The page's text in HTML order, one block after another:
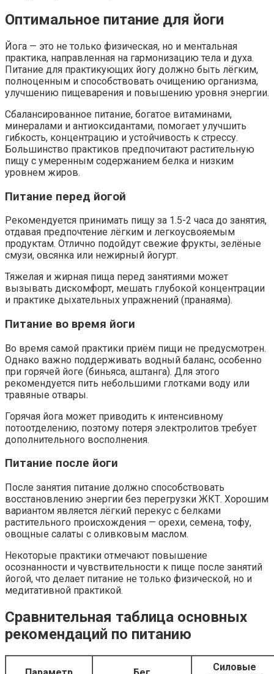
Оптимальное питание для йоги
Йога — это не только физическая, но и ментальная
практика, направленная на гармонизацию тела и духа.
Питание для практикующих йогу должно быть лёгким,
полноценным и способствовать очищению организма,
улучшению пищеварения и повышению уровня энергии.
Сбалансированное питание, богатое витаминами,
минералами и антиоксидантами, помогает улучшить
гибкость, концентрацию и устойчивость к стрессу.
Большинство практиков предпочитают растительную
пищу с умеренным содержанием белка и низким
уровнем жиров.
Питание перед йогой
Рекомендуется принимать пищу за 1.5-2 часа до занятия,
отдавая предпочтение лёгким и легкоусвояемым
продуктам. Отлично подойдут свежие фрукты, зелёные
смузи, овсянка или нежирный йогурт.
Тяжелая и жирная пища перед занятиями может
вызывать дискомфорт, мешать глубокой концентрации
и практике дыхательных упражнений (пранаяма).
Питание во время йоги
Во время самой практики приём пищи не предусмотрен.
Однако важно поддерживать водный баланс, особенно
при горячей йоге (биньяса, аштанга). Для этого
рекомендуется пить небольшими глотками воду или
травяные отвары.
Горячая йога может приводить к интенсивному
потоотделению, поэтому потеря электролитов требует
дополнительного восполнения.
Питание после йоги
После занятия питание должно способствовать
восстановлению энергии без перегрузки ЖКТ. Хорошим
вариантом является лёгкий перекус с белками
растительного происхождения — орехи, семена, тофу,
овощные салаты с оливковым маслом.
Некоторые практики отмечают повышение
осознанности и чувствительности к пище после занятий
йогой, что делает питание не только физической, но и
медитативной практикой.
Сравнительная таблица основных
рекомендаций по питанию
Силовые